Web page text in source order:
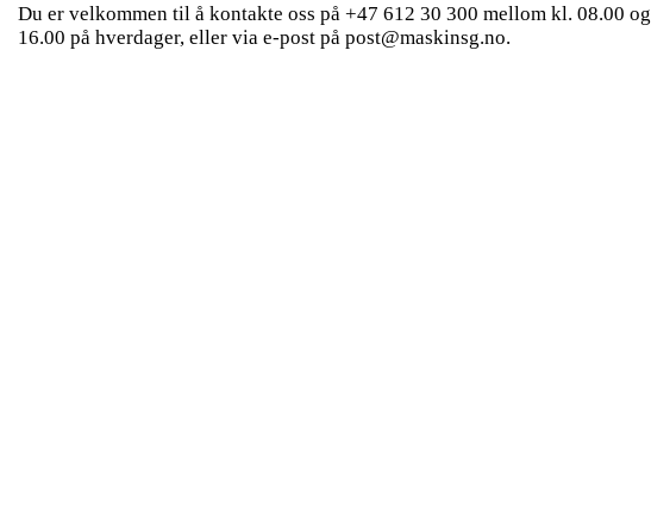
Du er velkommen til å kontakte oss på +47 612 30 300 mellom kl. 08.00 og
16.00 på hverdager, eller via e-post på post@maskinsg.no.